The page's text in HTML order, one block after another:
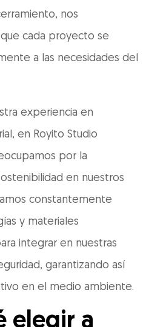
nos
cada proyecto se
a las necesidades del
experiencia en
en Royito Studio
por la
en nuestros
constantemente
y materiales
integrar en nuestras
garantizando así
en el medio ambiente.
elegir a